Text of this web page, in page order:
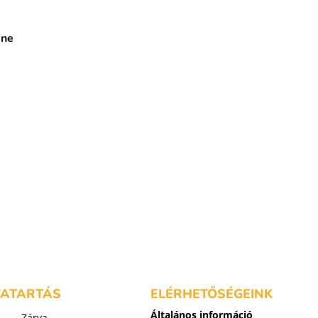
ELÉRHETŐSÉGEINK
Általános információ